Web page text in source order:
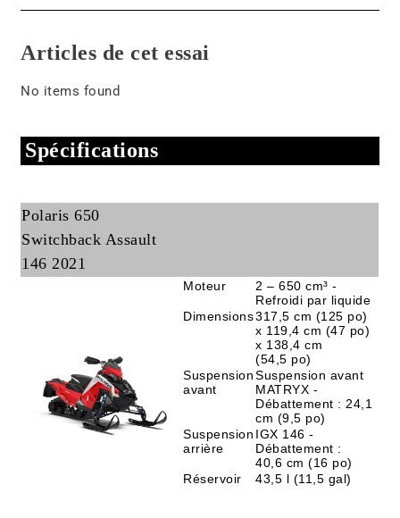
Articles de cet essai
No items found
Spécifications
Polaris 650
Switchback Assault
146 2021
Moteur
2 – 650 cm³ -
Refroidi par liquide
Dimensions317,5 cm (125 po)
x 119,4 cm (47 po)
x 138,4 cm
(54,5 po)
Suspension
avant
Suspension avant
MATRYX -
Débattement : 24,1
cm (9,5 po)
Suspension
arrière
IGX 146 -
Débattement :
40,6 cm (16 po)
Réservoir
43,5 l (11,5 gal)